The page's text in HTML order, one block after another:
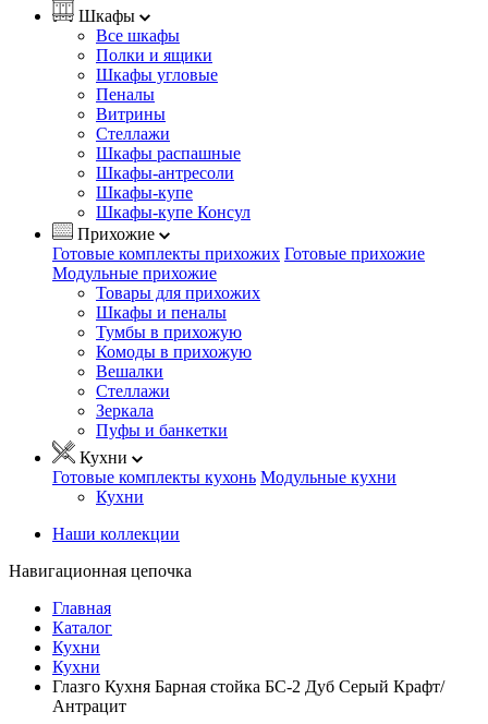
Шкафы
Все шкафы
Полки и ящики
Шкафы угловые
Пеналы
Витрины
Стеллажи
Шкафы распашные
Шкафы-антресоли
Шкафы-купе
Шкафы-купе Консул
Прихожие
Готовые комплекты прихожих Готовые прихожие
Модульные прихожие
Товары для прихожих
Шкафы и пеналы
Тумбы в прихожую
Комоды в прихожую
Вешалки
Стеллажи
Зеркала
Пуфы и банкетки
Кухни
Готовые комплекты кухонь Модульные кухни
Кухни
Наши коллекции
Навигационная цепочка
Главная
Каталог
Кухни
Кухни
Глазго Кухня Барная стойка БС-2 Дуб Серый Крафт/
Антрацит